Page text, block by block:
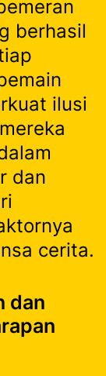
berhasil
ilusi
dan
cerita.
dan